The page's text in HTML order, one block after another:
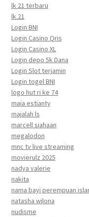
lk 21 terbaru
lk.21
Login BNI
Login Casino Qris
Login Casino XL
Login depo 5k Dana
Login Slot terjamin
Login togel BNI
logo hut ri ke 74
maia estianty
majalah ls
marcell siahaan
megalodon
mnc tv live streaming
movierulz 2025
nadya valerie
nakita
nama bayi perempuan
natasha wilona
nudisme